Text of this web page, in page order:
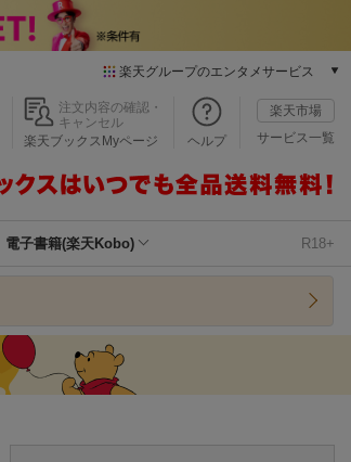
楽天グループのエンタメサービス
本/ゲーム/CD/DVD
楽天ブックス
楽天Kobo
注文内容の確認・
キャンセル
楽天ブックスMyページ
ヘルプ
楽天市場
サービス一覧
電子書籍(楽天Kobo) R18+